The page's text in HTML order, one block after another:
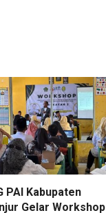
PAI Kabupaten
Gelar Workshop